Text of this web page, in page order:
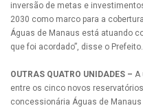
inversão de metas e
2030 como marco para a
Águas de Manaus está atuando
que foi acordado”, disse o Prefeito.
OUTRAS QUATRO UNIDADES – A
entre os cinco novos
concessionária Águas de